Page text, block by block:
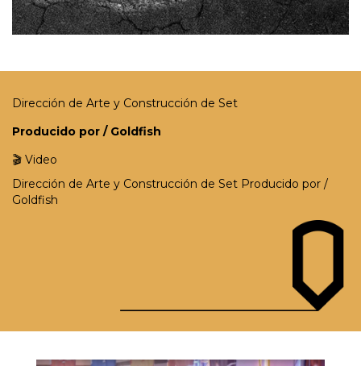
Dirección de Arte y Construcción de Set
Producido por / Goldfish
🎬 Video
Dirección de Arte y Construcción de Set Producido por /
Goldfish